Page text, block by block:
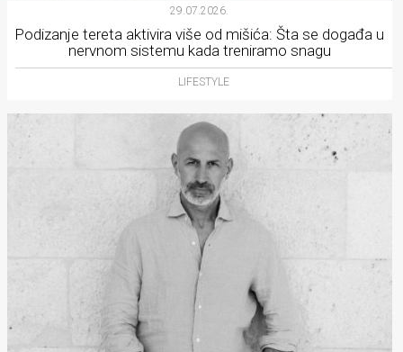
29.07.2026.
Podizanje tereta aktivira više od mišića: Šta se događa u
nervnom sistemu kada treniramo snagu
LIFESTYLE